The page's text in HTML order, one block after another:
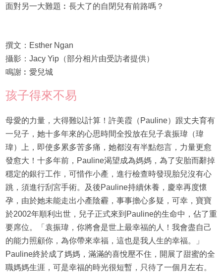
面對另一大難題︰長大了的自閉兒有前路嗎？
撰文：Esther Ngan
攝影：Jacy Yip（部分相片由受訪者提供）
鳴謝︰愛兒城
孩子得來不易
母愛的力量，大得難以計算！許美霞（Pauline）跟丈夫育有
一兒子，她十多年來的心思時間全投放在兒子袁振瑋（瑋
瑋）上，即使多累多苦多痛，她都沒有半點怨言，力量更愈
發愈大！十多年前，Pauline渴望成為媽媽，為了安胎而辭掉
穩定的銀行工作，可惜作小產，進行檢查時發現胎兒沒有心
跳，須進行刮宮手術。及後Pauline持續休養，慶幸再度懷
孕，由於她未能走出小產陰霾，事事擔心多疑，可幸，寶寶
於2002年順利出世，兒子正式來到Pauline的生命中，佔了重
要席位。「袁振瑋，你將會是世上最幸福的人！我會盡自己
的能力照顧你，為你帶來幸福，這也是我人生的幸福。」
Pauline終於成了媽媽，滿滿的喜悅壓不住，開展了甜蜜的全
職媽媽生涯，可是幸福的時光很短暫，只待了一個月左右。